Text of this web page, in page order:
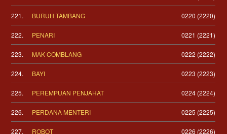
221. BURUH TAMBANG 0220 (2220)
222. PENARI 0221 (2221)
223. MAK COMBLANG 0222 (2222)
224. BAYI 0223 (2223)
225. PEREMPUAN PENJAHAT 0224 (2224)
226. PERDANA MENTERI 0225 (2225)
227. ROBOT 0226 (2226)